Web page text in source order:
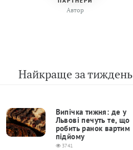
Автор
Найкраще за тиждень
Випічка тижня: де у
Львові печуть те, що
робить ранок вартим
підйому
3741